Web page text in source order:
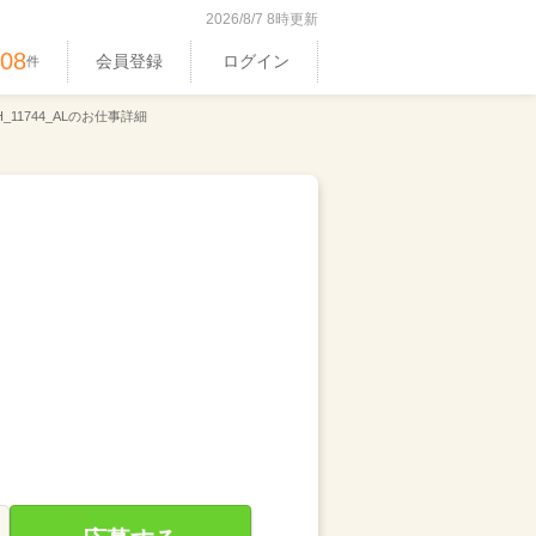
2026/8/7 8時更新
件 会員登録 ログイン
のお仕事詳細